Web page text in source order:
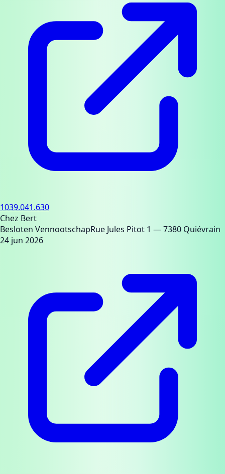
1039.041.630
Chez Bert
Besloten VennootschapRue Jules Pitot 1 — 7380 Quiévrain
24 jun 2026